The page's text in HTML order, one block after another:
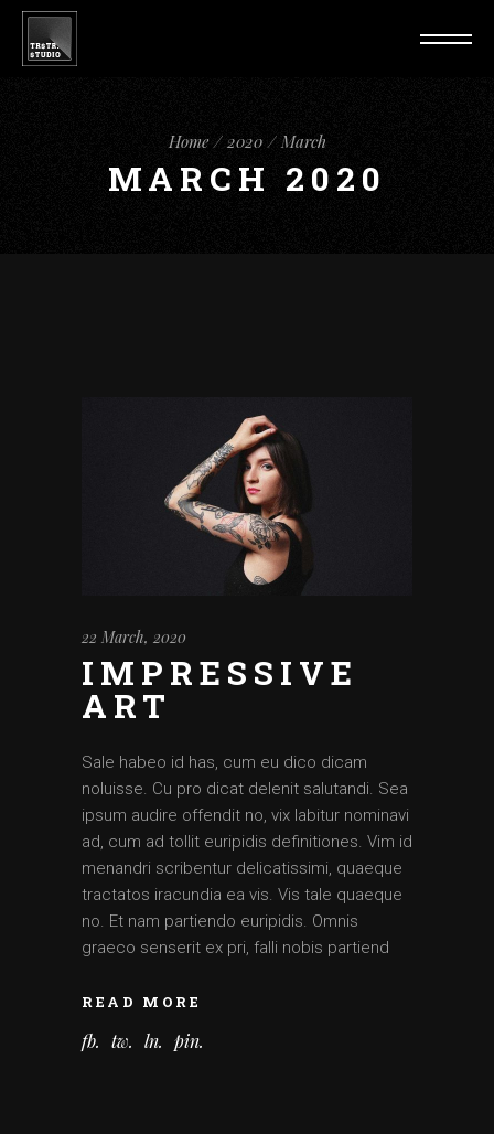
Home 2020 March
MARCH 2020
22 March, 2020
IMPRESSIVE
ART
Sale habeo id has, cum eu dico dicam
noluisse. Cu pro dicat delenit salutandi. Sea
ipsum audire offendit no, vix labitur nominavi
ad, cum ad tollit euripidis definitiones. Vim id
menandri scribentur delicatissimi, quaeque
tractatos iracundia ea vis. Vis tale quaeque
no. Et nam partiendo euripidis. Omnis
graeco senserit ex pri, falli nobis partiend
READ MORE
fb tw ln pin